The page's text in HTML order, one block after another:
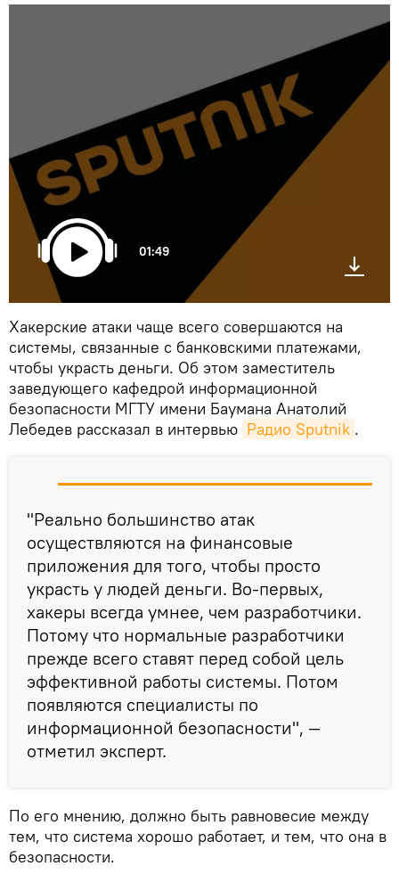
01:49
Хакерские атаки чаще всего совершаются на
системы, связанные с банковскими платежами,
чтобы украсть деньги. Об этом заместитель
заведующего кафедрой информационной
безопасности МГТУ имени Баумана Анатолий
Лебедев рассказал в интервью Радио Sputnik .
"Реально большинство атак
осуществляются на финансовые
приложения для того, чтобы просто
украсть у людей деньги. Во-первых,
хакеры всегда умнее, чем разработчики.
Потому что нормальные разработчики
прежде всего ставят перед собой цель
эффективной работы системы. Потом
появляются специалисты по
информационной безопасности", —
отметил эксперт.
По его мнению, должно быть равновесие между
тем, что система хорошо работает, и тем, что она в
безопасности.